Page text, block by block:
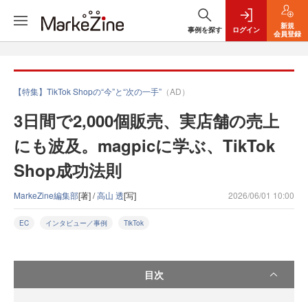
事例を探す ログイン
新規
会員登録
【特集】TikTok Shopの“今”と“次の一手” （AD）
3日間で2,000個販売、実店舗の売上
にも波及。magpicに学ぶ、TikTok
Shop成功法則
MarkeZine編集部[著] /高山 透[写] 2026/06/01 10:00
EC インタビュー／事例 TikTok
目次